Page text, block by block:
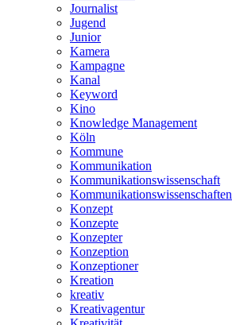
Journalist
Jugend
Junior
Kamera
Kampagne
Kanal
Keyword
Kino
Knowledge Management
Köln
Kommune
Kommunikation
Kommunikationswissenschaft
Kommunikationswissenschaften
Konzept
Konzepte
Konzepter
Konzeption
Konzeptioner
Kreation
kreativ
Kreativagentur